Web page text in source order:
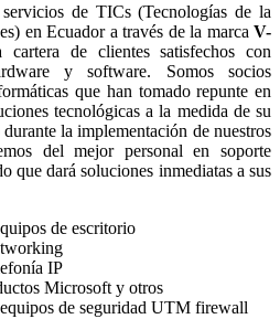
de TICs (Tecnologías de la
en Ecuador a través de la marca V-
de clientes satisfechos con
y software. Somos socios
que han tomado repunte en
tecnológicas a la medida de su
la implementación de nuestros
del mejor personal en soporte
que dará soluciones inmediatas a sus
de escritorio
IP
Microsoft y otros
de seguridad UTM firewall